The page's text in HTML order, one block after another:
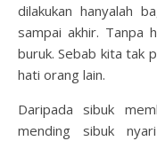
dilakukan hanyalah
sampai akhir. Tanpa
buruk. Sebab kita tak
hati orang lain.
Daripada sibuk
mending sibuk